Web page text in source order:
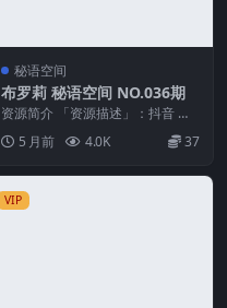
秘语空间
布罗莉 秘语空间 NO.036期
资源简介 「资源描述」：抖音 布
罗莉 秘语空间 NO.036期 【10P1
V】 ...5 月前 4.0K 37
VIP